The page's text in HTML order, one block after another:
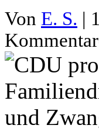
Von E. S. |